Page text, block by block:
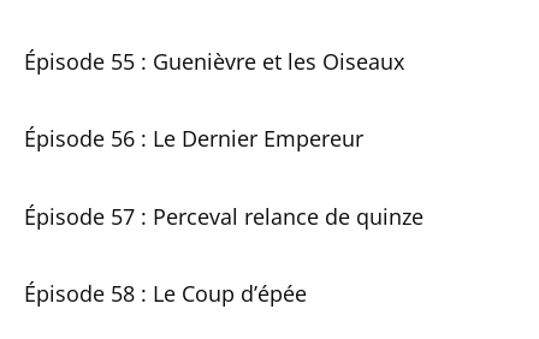
Épisode 55 : Guenièvre et les Oiseaux
Épisode 56 : Le Dernier Empereur
Épisode 57 : Perceval relance de quinze
Épisode 58 : Le Coup d’épée